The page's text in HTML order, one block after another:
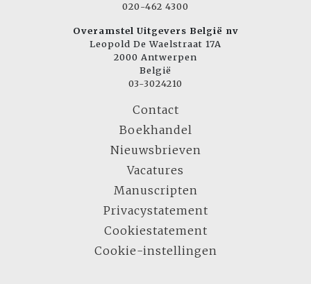
020-462 4300
Overamstel Uitgevers België nv
Leopold De Waelstraat 17A
2000 Antwerpen
België
03-3024210
Contact
Boekhandel
Nieuwsbrieven
Vacatures
Manuscripten
Privacystatement
Cookiestatement
Cookie-instellingen